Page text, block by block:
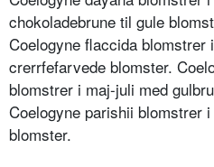
chokoladebrune til gule
Coelogyne flaccida
crerrfefarvede blomster.
blomstrer i maj-juli med
Coelogyne parishii blomstrer
blomster.